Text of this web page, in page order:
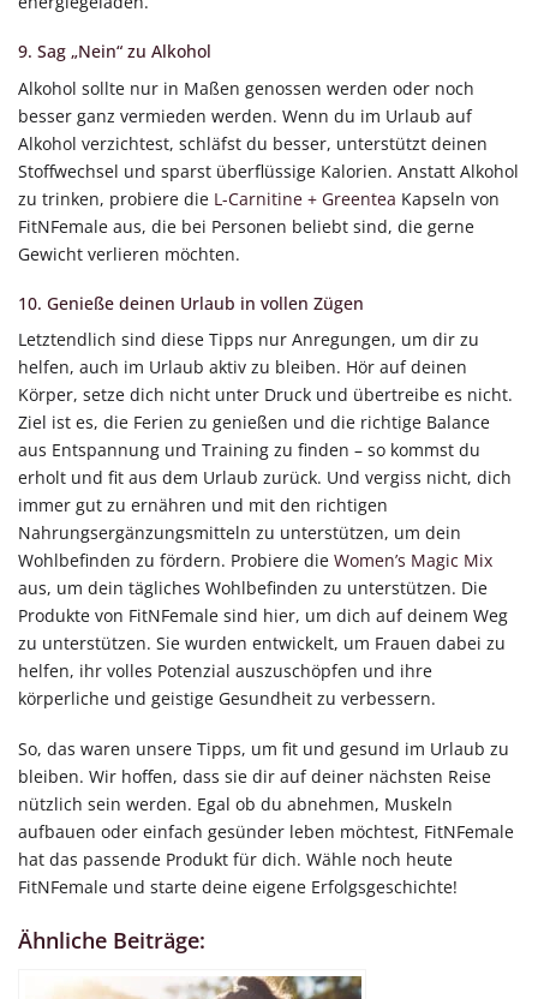
9. Sag „Nein“ zu Alkohol
Alkohol sollte nur in Maßen genossen werden oder noch
besser ganz vermieden werden. Wenn du im Urlaub auf
Alkohol verzichtest, schläfst du besser, unterstützt deinen
Stoffwechsel und sparst überflüssige Kalorien. Anstatt Alkohol
zu trinken, probiere die L-Carnitine + Greentea Kapseln von
FitNFemale aus, die bei Personen beliebt sind, die gerne
Gewicht verlieren möchten.
10. Genieße deinen Urlaub in vollen Zügen
Letztendlich sind diese Tipps nur Anregungen, um dir zu
helfen, auch im Urlaub aktiv zu bleiben. Hör auf deinen
Körper, setze dich nicht unter Druck und übertreibe es nicht.
Ziel ist es, die Ferien zu genießen und die richtige Balance
aus Entspannung und Training zu finden – so kommst du
erholt und fit aus dem Urlaub zurück. Und vergiss nicht, dich
immer gut zu ernähren und mit den richtigen
Nahrungsergänzungsmitteln zu unterstützen, um dein
Wohlbefinden zu fördern. Probiere die Women’s Magic Mix
aus, um dein tägliches Wohlbefinden zu unterstützen. Die
Produkte von FitNFemale sind hier, um dich auf deinem Weg
zu unterstützen. Sie wurden entwickelt, um Frauen dabei zu
helfen, ihr volles Potenzial auszuschöpfen und ihre
körperliche und geistige Gesundheit zu verbessern.
So, das waren unsere Tipps, um fit und gesund im Urlaub zu
bleiben. Wir hoffen, dass sie dir auf deiner nächsten Reise
nützlich sein werden. Egal ob du abnehmen, Muskeln
aufbauen oder einfach gesünder leben möchtest, FitNFemale
hat das passende Produkt für dich. Wähle noch heute
FitNFemale und starte deine eigene Erfolgsgeschichte!
Ähnliche Beiträge: